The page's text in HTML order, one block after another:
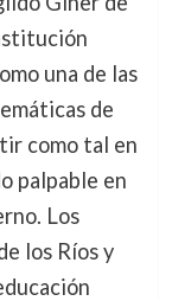
una de las
de
como tal en
palpable en
Los
los Ríos y